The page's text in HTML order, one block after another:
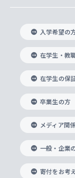
経済学部
外国語
総合グロ
国際教
理工学部
キリス
身体知
思考と
データサ
言語教
上智大学
グロー
上智大
海外で
学びのサ
大学院
神学研
実践宗
助産学専
生涯学習
国際言
グロー
比較文化
ヨーロ
アジア
知的財産
研究支援
重点領
研究活動
課外教
ボラン
グローバ
学生の相
心身の
ハラス
障がい
キャリア形
キャリ
就職（
住まいの
入れの方針
科目等履
研究生・
交換留学
ノンディ
Sophia
理事長・
学長・
上智大学
上智大
上智大
ソフィ
上智大
グローバル
上智大
国連
上智大学
学校法人
数字で見
入学希望の
在学生・教
在学生の保
卒業生の方
メディア関
一般・企業
寄付をお考